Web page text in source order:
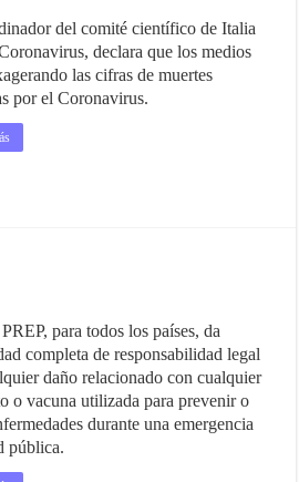
del comité científico de Italia
declara que los medios
las cifras de muertes
por el Coronavirus.
para todos los países, da
completa de responsabilidad legal
daño relacionado con cualquier
o vacuna utilizada para prevenir o
durante una emergencia
pública.